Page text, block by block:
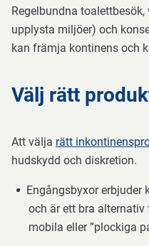
Regelbundna
upplysta miljöer) och
kan främja kontinens och
Välj rätt
Att välja rätt
hudskydd och diskretion.
Engångsbyxor erbjuder
och är ett bra
mobila eller ”plockiga